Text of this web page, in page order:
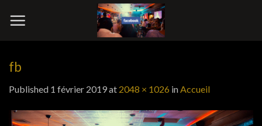
fb
Published 1 février 2019at 2048 × 1026 inAccueil